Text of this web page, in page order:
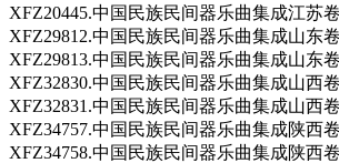
XFZ20445.中国民族民间器乐曲集成江苏
XFZ29812.中国民族民间器乐曲集成山东
XFZ29813.中国民族民间器乐曲集成山东
XFZ32830.中国民族民间器乐曲集成山西
XFZ32831.中国民族民间器乐曲集成山西
XFZ34757.中国民族民间器乐曲集成陕西
XFZ34758.中国民族民间器乐曲集成陕西